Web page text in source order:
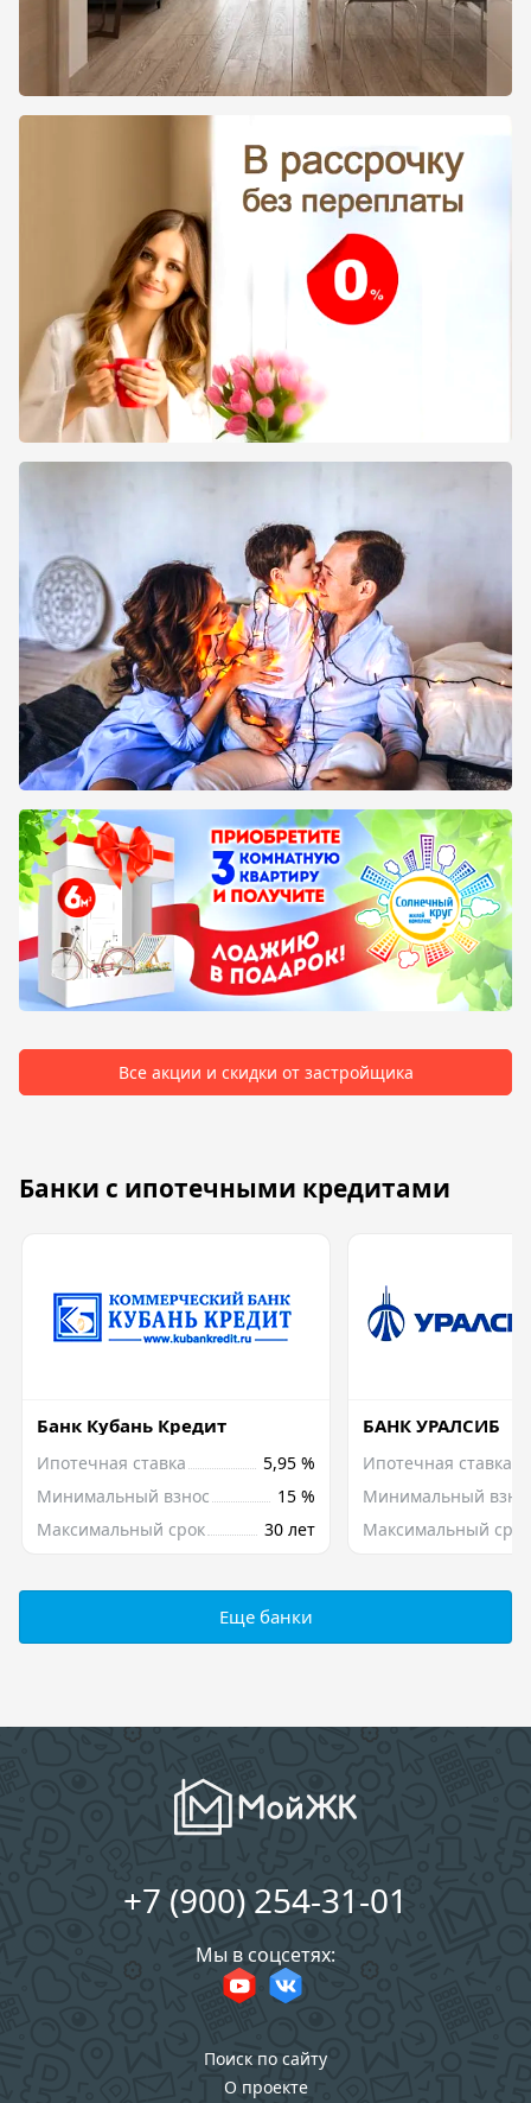
Все акции и скидки от застройщика
Банки с ипотечными кредитами
Банк Кубань Кредит
Ипотечная ставка
5,95 %
Минимальный взнос
15 %
Максимальный срок
30 лет
БАНК УРАЛСИБ
Ипотечная ставка
Минимальный
Максимальный срок
Еще банки
+7 (900) 254-31-01
Мы в соцсетях:
Поиск по сайту
О проекте